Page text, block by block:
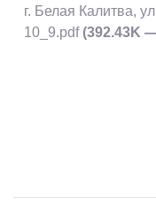
г. Белая Калитва,
10_9.pdf (392.43K